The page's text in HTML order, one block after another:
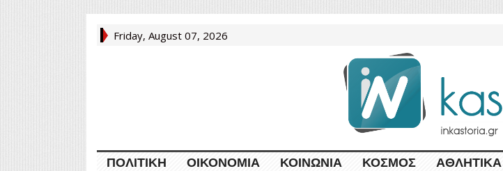
Friday, August 07, 2026
ΠΟΛΙΤΙΚΉ ΟΙΚΟΝΟΜΊΑ ΚΟΙΝΩΝΊΑ ΚΌΣΜΟΣ ΑΘΛΗΤΙΚΆ